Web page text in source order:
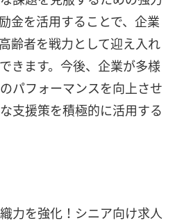
金を活用することで、企業
齢者を戦力として迎え入れ
きます。今後、企業が多様
パフォーマンスを向上させ
支援策を積極的に活用する
力を強化！シニア向け求人